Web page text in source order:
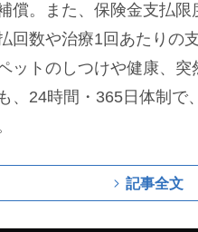
償。また、保険金支払限
回数や治療1回あたりの
ットのしつけや健康、突
、24時間・365日体制で
記事全文